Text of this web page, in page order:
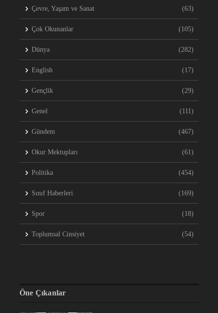
Çevre, Yaşam ve Sanat (63)
Çok Okunanlar (105)
Dünya (282)
English (17)
Gençlik (29)
Genel (111)
Gündem (467)
Okur Mektupları (61)
Politika (454)
Sınıf Haberleri (169)
Spor (18)
Toplumsal Cinsiyet (54)
Öne Çıkanlar